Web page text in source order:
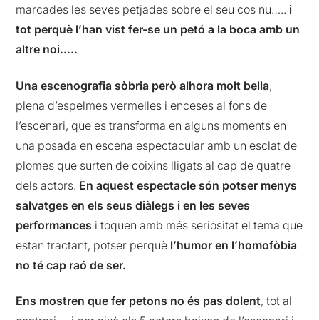
marcades les seves petjades sobre el seu cos nu….. i
tot perquè l’han vist fer-se un petó a la boca amb un
altre noi…..
Una escenografia sòbria però alhora molt bella,
plena d’espelmes vermelles i enceses al fons de
l’escenari, que es transforma en alguns moments en
una posada en escena espectacular amb un esclat de
plomes que surten de coixins lligats al cap de quatre
dels actors. En aquest espectacle són potser menys
salvatges en els seus diàlegs i en les seves
performances i toquen amb més seriositat el tema que
estan tractant, potser perquè l’humor en l’homofòbia
no té cap raó de ser.
Ens mostren que fer petons no és pas dolent, tot al